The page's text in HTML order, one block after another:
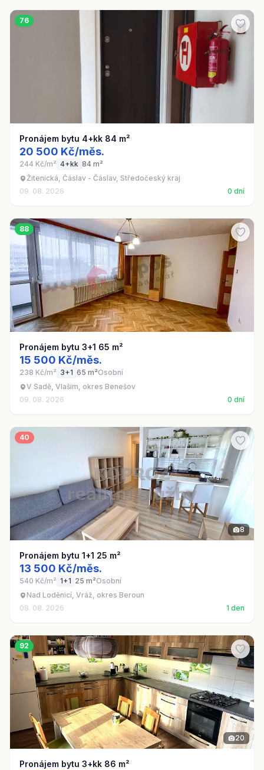
76
Pronájem bytu 4+kk 84 m²
20 500 Kč/měs.
244 Kč/m² 4+kk 84 m²
Žitenická, Čáslav - Čáslav, Středočeský kraj
09. 08. 2026
0 dní
88
Pronájem bytu 3+1 65 m²
15 500 Kč/měs.
238 Kč/m² 3+1 65 m²Osobní
V Sadě, Vlašim, okres Benešov
09. 08. 2026
0 dní
40
8
Pronájem bytu 1+1 25 m²
13 500 Kč/měs.
540 Kč/m² 1+1 25 m²Osobní
Nad Loděnicí, Vráž, okres Beroun
08. 08. 2026
1 den
92
20
Pronájem bytu 3+kk 86 m²